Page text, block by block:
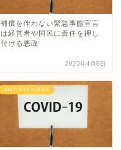
補償を伴わない緊急事態宣言
は経営者や国民に責任を押し
付ける悪政
2020年4月8日
コロナウイルス感染症